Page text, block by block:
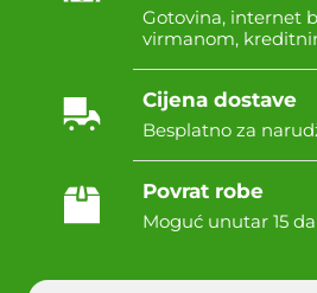
Gotovina, internet
virmanom,
Cijena dostave
Besplatno za
Povrat robe
Moguć unutar 15